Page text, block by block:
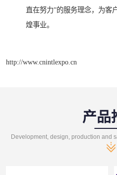
直在努力”的服务理念，为客
煌事业。
http://www.cnintlexpo.cn
产品